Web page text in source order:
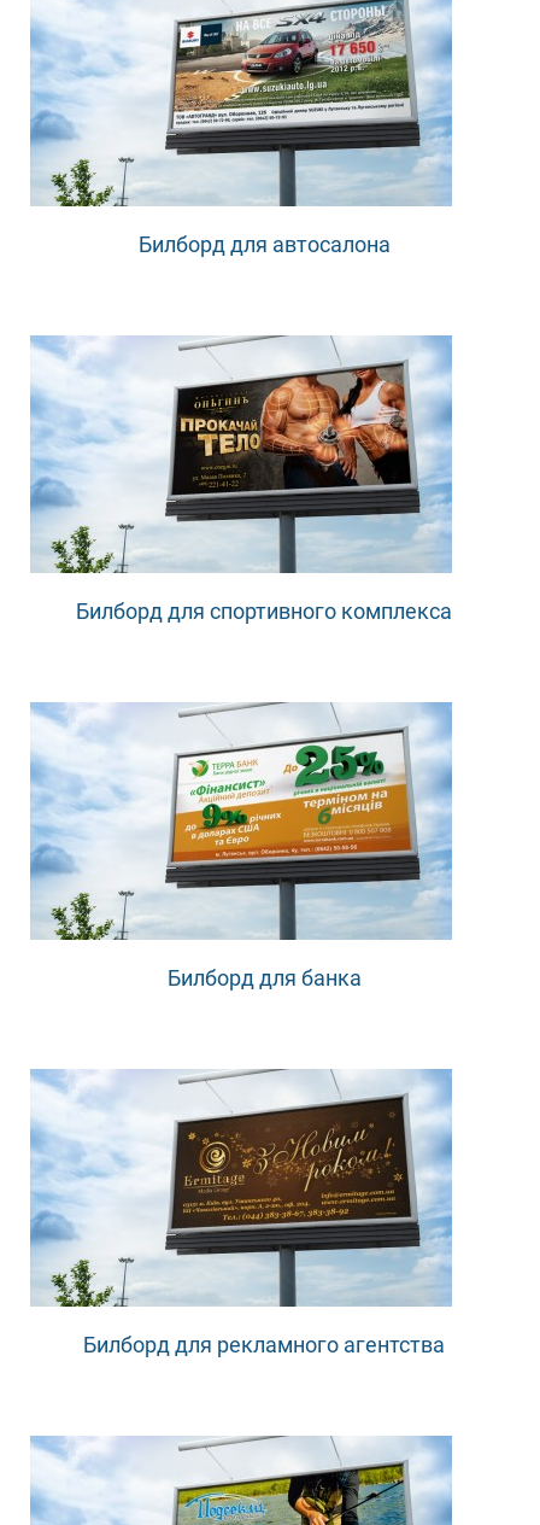
Билборд для автосалона
Билборд для спортивного комплекса
Билборд для банка
Билборд для рекламного агентства